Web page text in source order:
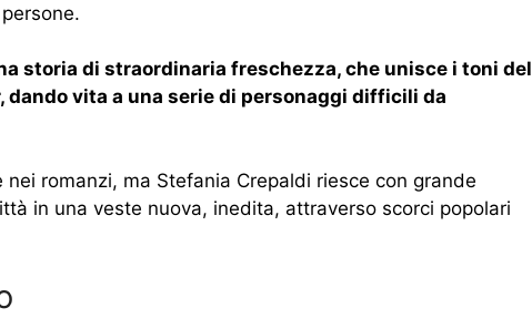
storia di straordinaria freschezza, che unisce i toni del
dando vita a una serie di personaggi difficili da
romanzi, ma Stefania Crepaldi riesce con grande
in una veste nuova, inedita, attraverso scorci popolari